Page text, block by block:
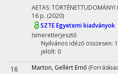
AETAS: TÖRTÉNETTUDOMÁNYI
16 p. (2020)
SZTE Egyetemi kiadványok
Ismeretterjesztő
Nyilvános idéző összesen: 1
jelölt: 0
16 Marton, Gellért Ernő